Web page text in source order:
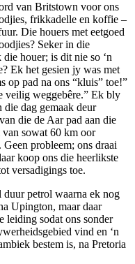
van Britstown voor ons
frikkadelle en koffie –
Die houers met eetgoed
Seker in die
houer; is dit nie so ‘n
Ek het gesien jy was met
op pad na ons “kluis” toe!”
veilig weggebêre.” Ek bly
die dag gemaak deur
die de Aar pad aan die
van sowat 60 km oor
probleem; ons draai
koop ons die heerlikste
versadigings toe.
petrol waarna ek nog
Upington, maar daar
leiding sodat ons sonder
vind en ‘n
bestem is, na Pretoria